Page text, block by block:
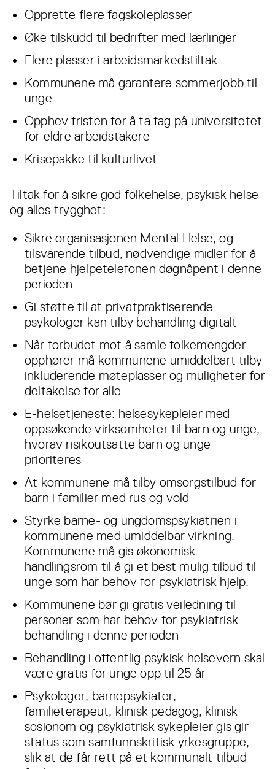
Opprette flere fagskoleplasser
Øke tilskudd til bedrifter med lærlinger
Flere plasser i arbeidsmarkedstiltak
Kommunene må garantere sommerjobb til
unge
Opphev fristen for å ta fag på universitetet
for eldre arbeidstakere
Krisepakke til kulturlivet
Tiltak for å sikre god folkehelse, psykisk helse
og alles trygghet:
Sikre organisasjonen Mental Helse, og
tilsvarende tilbud, nødvendige midler for å
betjene hjelpetelefonen døgnåpent i denne
perioden
Gi støtte til at privatpraktiserende
psykologer kan tilby behandling digitalt
Når forbudet mot å samle folkemengder
opphører må kommunene umiddelbart tilby
inkluderende møteplasser og muligheter for
deltakelse for alle
E-helsetjeneste: helsesykepleier med
oppsøkende virksomheter til barn og unge,
hvorav risikoutsatte barn og unge
prioriteres
At kommunene må tilby omsorgstilbud for
barn i familier med rus og vold
Styrke barne- og ungdomspsykiatrien i
kommunene med umiddelbar virkning.
Kommunene må gis økonomisk
handlingsrom til å gi et best mulig tilbud til
unge som har behov for psykiatrisk hjelp.
Kommunene bør gi gratis veiledning til
personer som har behov for psykiatrisk
behandling i denne perioden
Behandling i offentlig psykisk helsevern skal
være gratis for unge opp til 25 år
Psykologer, barnepsykiater,
familieterapeut, klinisk pedagog, klinisk
sosionom og psykiatrisk sykepleier gis gir
status som samfunnskritisk yrkesgruppe,
slik at de får rett på et kommunalt tilbud